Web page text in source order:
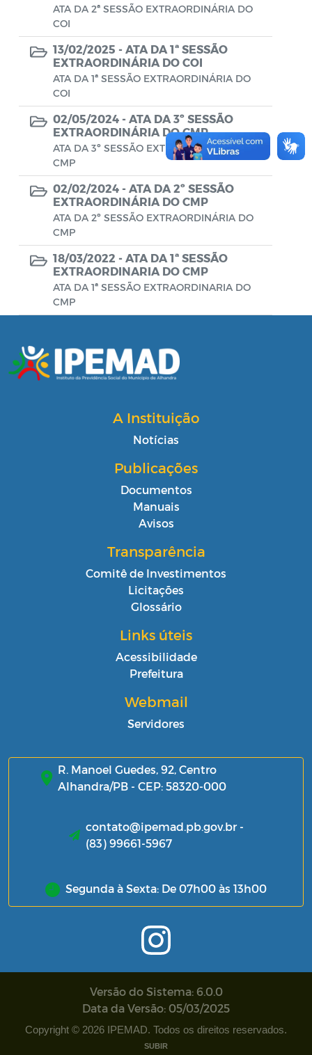
ATA DA 2ª SESSÃO EXTRAORDINÁRIA DO
COI
13/02/2025 - ATA DA 1ª SESSÃO
EXTRAORDINÁRIA DO COI
ATA DA 1ª SESSÃO EXTRAORDINÁRIA DO
COI
02/05/2024 - ATA DA 3º SESSÃO
EXTRAORDINÁRIA DO CMP
ATA DA 3º SESSÃO EXTRAORDINÁRIA DO
CMP
02/02/2024 - ATA DA 2º SESSÃO
EXTRAORDINÁRIA DO CMP
ATA DA 2º SESSÃO EXTRAORDINÁRIA DO
CMP
18/03/2022 - ATA DA 1ª SESSÃO
EXTRAORDINARIA DO CMP
ATA DA 1ª SESSÃO EXTRAORDINARIA DO
CMP
A Instituição
Notícias
Publicações
Documentos
Manuais
Avisos
Transparência
Comitê de Investimentos
Licitações
Glossário
Links úteis
Acessibilidade
Prefeitura
Webmail
Servidores
R. Manoel Guedes, 92, Centro
Alhandra/PB - CEP: 58320-000
contato@ipemad.pb.gov.br -
(83) 99661-5967
Segunda à Sexta: De 07h00 às 13h00
Versão do Sistema: 6.0.0
Data da Versão: 05/03/2025
Copyright © 2026 IPEMAD. Todos os direitos reservados.
SUBIR